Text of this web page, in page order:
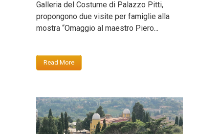
Galleria del Costume di Palazzo Pitti,
propongono due visite per famiglie alla
mostra “Omaggio al maestro Piero...
Read More